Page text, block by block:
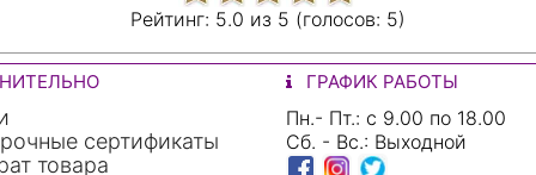
Рейтинг: 5.0 из 5 (голосов: 5)
сертификаты
товара
ГРАФИК РАБОТЫ
Пн.- Пт.: с 9.00 по 18.00
Сб. - Вс.: Выходной